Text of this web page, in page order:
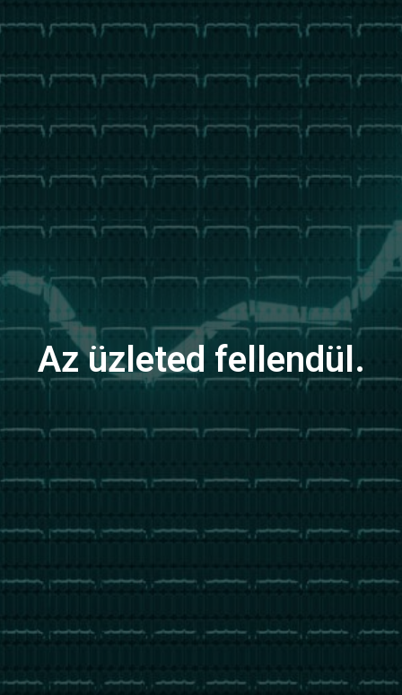
Az üzleted fellendül.